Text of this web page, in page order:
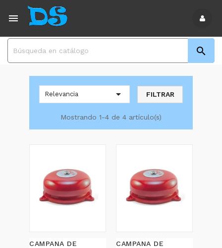


Relevancia  FILTRAR
Mostrando 1-4 de 4 artículo(s)
CAMPANA DE
CAMPANA DE